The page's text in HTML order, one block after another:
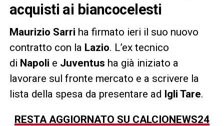
acquisti ai biancocelesti
Maurizio Sarri ha firmato ieri il suo nuovo
contratto con la Lazio. L’ex tecnico
di Napoli e Juventus ha già iniziato a
lavorare sul fronte mercato e a scrivere la
lista della spesa da presentare ad Igli Tare.
RESTA AGGIORNATO SU CALCIONEWS24